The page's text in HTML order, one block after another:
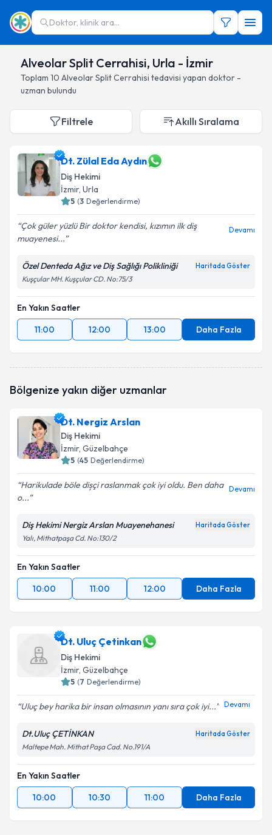
Doktor, klinik ara...
Alveolar Split Cerrahisi, Urla - İzmir
Toplam 10 Alveolar Split Cerrahisi tedavisi yapan doktor -
uzman bulundu
Filtrele Akıllı Sıralama
Dt. Zülal Eda Aydın
Diş Hekimi
İzmir, Urla
5 (3 Değerlendirme)
Çok güler yüzlü Bir doktor kendisi, kızımın ilk diş
muayenesi...
Devamı
Özel Denteda Ağız ve Diş Sağlığı Polikliniği Haritada Göster
Kuşçular MH. Kuşçular CD. No:75/3
En Yakın Saatler
11:00
12:00 13:00 Daha Fazla
Bölgenize yakın diğer uzmanlar
Dt. Nergiz Arslan
Diş Hekimi
İzmir, Güzelbahçe
5 (45 Değerlendirme)
Harikulade böle dișçi raslanmak çok iyi oldu. Ben daha
o...
Devamı
Diş Hekimi Nergiz Arslan Muayenehanesi Haritada Göster
Yalı, Mithatpaşa Cd. No:130/2
En Yakın Saatler
10:00
11:00 12:00 Daha Fazla
Dt. Uluç Çetinkan
Diş Hekimi
İzmir, Güzelbahçe
5 (7 Değerlendirme)
Uluç bey harika bir insan olmasının yanı sıra çok iyi... Devamı
Dt.Uluç ÇETİNKAN Haritada Göster
Maltepe Mah. Mithat Paşa Cad. No.191/A
En Yakın Saatler
10:00
10:30 11:00 Daha Fazla